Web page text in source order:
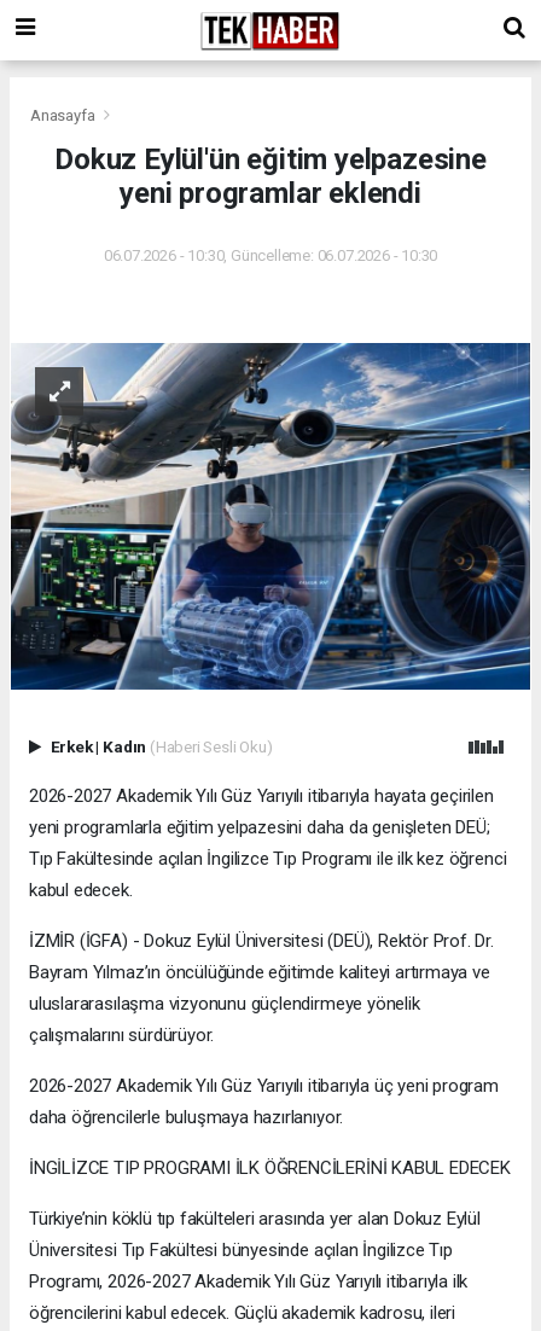
Anasayfa
Dokuz Eylül'ün eğitim yelpazesine
yeni programlar eklendi
06.07.2026 - 10:30, Güncelleme: 06.07.2026 - 10:30
Erkek| Kadın (Haberi Sesli Oku)
2026-2027 Akademik Yılı Güz Yarıyılı itibarıyla hayata geçirilen
yeni programlarla eğitim yelpazesini daha da genişleten DEÜ;
Tıp Fakültesinde açılan İngilizce Tıp Programı ile ilk kez öğrenci
kabul edecek.
İZMİR (İGFA) - Dokuz Eylül Üniversitesi (DEÜ), Rektör Prof. Dr.
Bayram Yılmaz’ın öncülüğünde eğitimde kaliteyi artırmaya ve
uluslararasılaşma vizyonunu güçlendirmeye yönelik
çalışmalarını sürdürüyor.
2026-2027 Akademik Yılı Güz Yarıyılı itibarıyla üç yeni program
daha öğrencilerle buluşmaya hazırlanıyor.
İNGİLİZCE TIP PROGRAMI İLK ÖĞRENCİLERİNİ KABUL EDECEK
Türkiye’nin köklü tıp fakülteleri arasında yer alan Dokuz Eylül
Üniversitesi Tıp Fakültesi bünyesinde açılan İngilizce Tıp
Programı, 2026-2027 Akademik Yılı Güz Yarıyılı itibarıyla ilk
öğrencilerini kabul edecek. Güçlü akademik kadrosu, ileri